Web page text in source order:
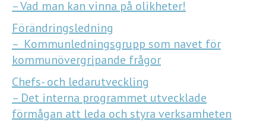
– Vad man kan vinna på olikheter!
Förändringsledning
– Kommunledningsgrupp som navet för
kommunövergripande frågor
Chefs- och ledarutveckling
– Det interna programmet utvecklade
förmågan att leda och styra verksamheten